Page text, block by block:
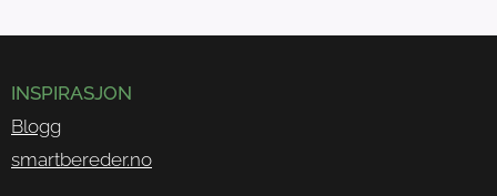
INSPIRASJON
Blogg
smartbereder.no